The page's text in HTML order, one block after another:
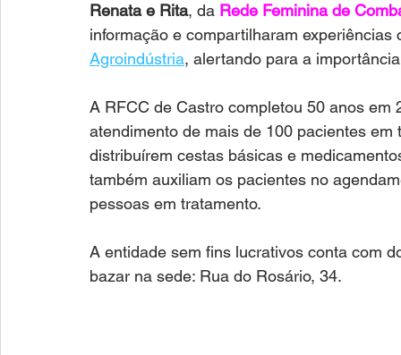
Renata e Rita, da Rede Feminina de
informação e compartilharam
Agroindústria, alertando para a
A RFCC de Castro completou 50 anos
atendimento de mais de 100 pacientes
distribuírem cestas básicas e
também auxiliam os pacientes no
pessoas em tratamento.
A entidade sem fins lucrativos conta com
bazar na sede: Rua do Rosário, 34.